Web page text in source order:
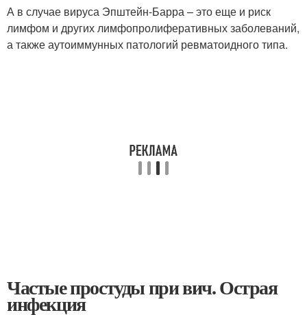
А в случае вируса Эпштейн-Барра – это еще и риск
лимфом и других лимфопролиферативных заболеваний,
а также аутоиммунных патологий ревматоидного типа.
Частые простуды при вич. Острая
инфекция